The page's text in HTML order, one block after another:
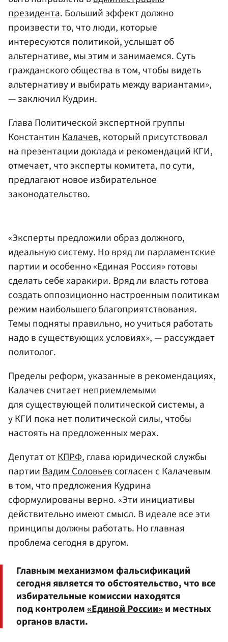
президента. Больший эффект должно
произвести то, что люди, которые
интересуются политикой, услышат об
альтернативе, мы этим и занимаемся. Суть
гражданского общества в том, чтобы видеть
альтернативу и выбирать между вариантами»,
— заключил Кудрин.
Глава Политической экспертной группы
КонстантинКалачев, который присутствовал
на презентации доклада и рекомендаций КГИ,
отмечает, что эксперты комитета, по сути,
предлагают новое избирательное
законодательство.
«Эксперты предложили образ должного,
идеальную систему. Но вряд ли парламентские
партии и особенно «Единая Россия» готовы
сделать себе харакири. Вряд ли власть готова
создать оппозиционно настроенным политикам
режим наибольшего благоприятствования.
Темы подняты правильно, но учиться работать
надо в существующих условиях», — рассуждает
политолог.
Пределы реформ, указанные в рекомендациях,
Калачев считает неприемлемыми
для существующей политической системы, а
у КГИ пока нет политической силы, чтобы
настоять на предложенных мерах.
Депутат отКПРФ, глава юридической службы
партииВадим Соловьевсогласен с Калачевым
в том, что предложения Кудрина
сформулированы верно. «Эти инициативы
действительно имеют смысл. В идеале все эти
принципы должны работать. Но главная
проблема сегодня в другом.
Главным механизмом фальсификаций
сегодня является то обстоятельство, что все
избирательные комиссии находятся
под контролем«Единой России»и местных
органов власти.